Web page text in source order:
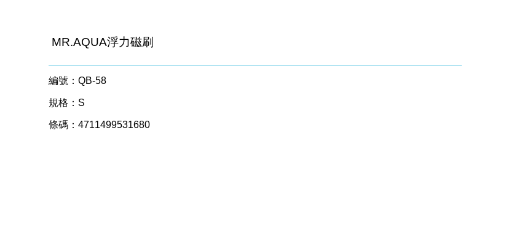
MR.AQUA浮力磁刷
編號：QB-58
規格：S
條碼：4711499531680